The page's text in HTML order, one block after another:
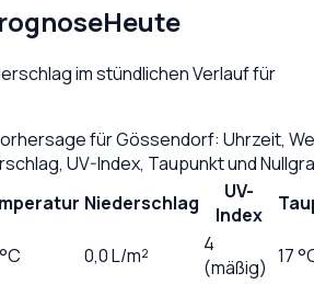
Heute
im stündlichen Verlauf für
fürGössendorf: Uhrzeit,
UV-Index, Taupunkt und
Niederschlag
UV-
Index
°C 0,0L/m²
4
(mäßig) 17